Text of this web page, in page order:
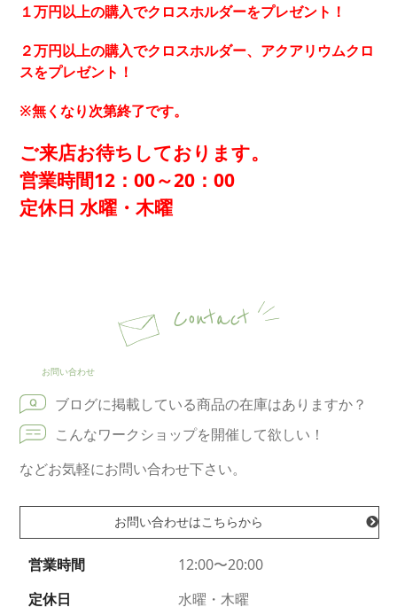
１万円以上の購入でクロスホルダーをプレゼント！
２万円以上の購入でクロスホルダー、アクアリウムクロ
スをプレゼント！
※無くなり次第終了です。
ご来店お待ちしております。
営業時間12：00～20：00
定休日 水曜・木曜
Contact
お問い合わせ
ブログに掲載している商品の在庫はありますか？
こんなワークショップを開催して欲しい！
などお気軽にお問い合わせ下さい。
お問い合わせはこちらから
営業時間
12:00〜20:00
定休日
水曜・木曜